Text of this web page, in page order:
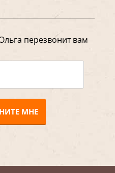
перезвонит вам
МНЕ